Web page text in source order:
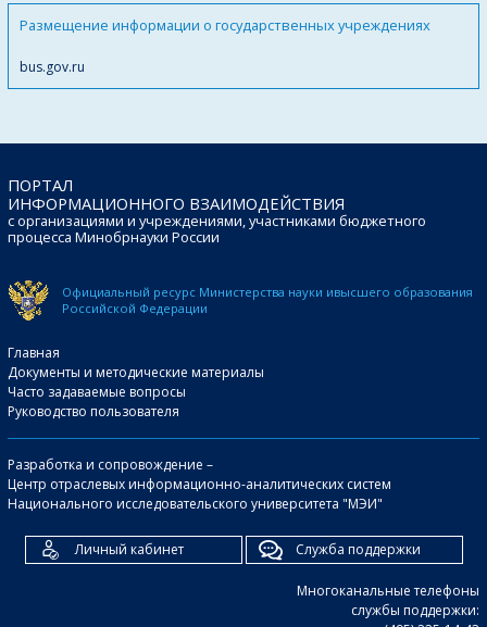
Размещение информации о государственных учреждениях
bus.gov.ru
ПОРТАЛ
ИНФОРМАЦИОННОГО ВЗАИМОДЕЙСТВИЯ
с организациями и учреждениями, участниками бюджетного
процесса Минобрнауки России
Официальный ресурс Министерства науки ивысшего образования
Российской Федерации
Главная
Документы и методические материалы
Часто задаваемые вопросы
Руководство пользователя
Разработка и сопровождение –
Центр отраслевых информационно-аналитических систем
Национального исследовательского университета "МЭИ"
Личный кабинет Служба поддержки
Многоканальные телефоны
службы поддержки: